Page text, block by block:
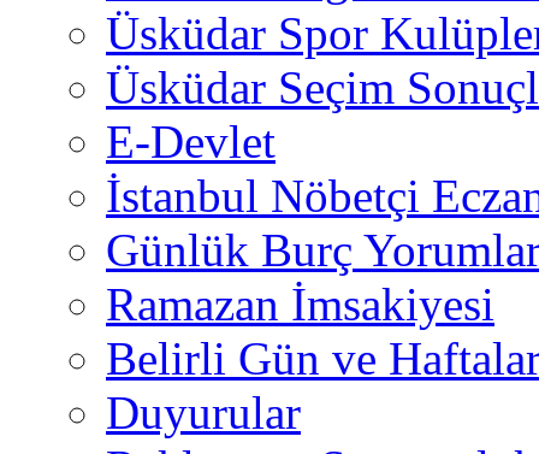
Üsküdar Spor
Üsküdar Seçim
E-Devlet
İstanbul Nöbetçi
Günlük Burç
Ramazan İmsakiyesi
Belirli Gün ve
Duyurular